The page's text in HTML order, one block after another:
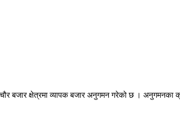
बजार क्षेत्रमा व्यापक बजार अनुगमन गरेको छ । अनुगमनका